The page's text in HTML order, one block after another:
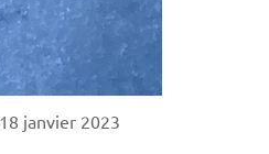
janvier 2023